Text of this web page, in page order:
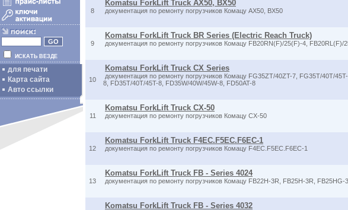
ИСКАТЬ ВЕЗДЕ
для печати
Карта сайта
Авто ссылки
8
Komatsu ForkLift Truck AX50, BX50
документация по ремонту погрузчиков Комацу AX50, BX50
9
Komatsu ForkLift Truck BR Series (Electric Reach Truck)
документация по ремонту погрузчиков Комацу FB20RN(F)/25(F)-4, FB20RL(F)/
10
Komatsu ForkLift Truck CX Series
документация по ремонту погрузчиков Комацу FG35ZT/40ZT-7, FG35T/40T/
8, FD35T/40T/45T-8, FD35W/40W/45W-8, FD50AT-8
11
Komatsu ForkLift Truck CX-50
документация по ремонту погрузчиков Комацу CX-50
12
Komatsu ForkLift Truck F4EC.F5EC.F6EC-1
документация по ремонту погрузчиков Комацу F4EC.F5EC.F6EC-1
13
Komatsu ForkLift Truck FB - Series 4024
документация по ремонту погрузчиков Комацу FB22H-3R, FB25H-3R, FB25HG-
Komatsu ForkLift Truck FB - Series 4032